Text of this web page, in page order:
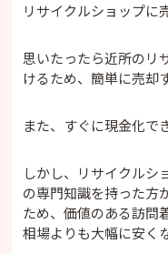
リサイクルショップに
思いたったら近所のリ
けるため、簡単に売却
また、すぐに現金化で
しかし、リサイクルシ
の専門知識を持った方
ため、価値のある訪問
相場よりも大幅に安く